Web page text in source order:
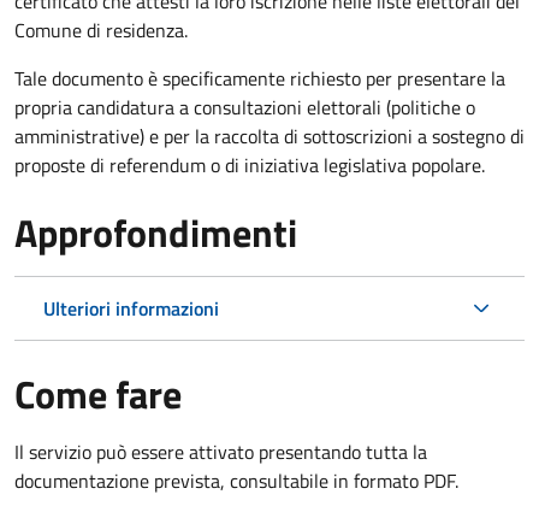
Comune di residenza.
Tale documento è specificamente richiesto per presentare la
propria candidatura a consultazioni elettorali (politiche o
amministrative) e per la raccolta di sottoscrizioni a sostegno di
proposte di referendum o di iniziativa legislativa popolare.
Approfondimenti
Ulteriori informazioni
Come fare
Il servizio può essere attivato presentando tutta la
documentazione prevista, consultabile in formato PDF.